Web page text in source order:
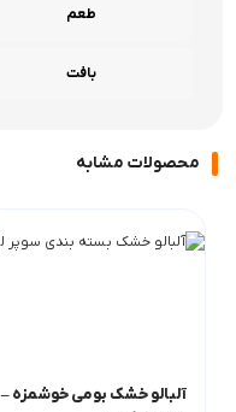
طعم
بافت
محصولات مشابه
آلبالو خشک بومی خوشمزه –